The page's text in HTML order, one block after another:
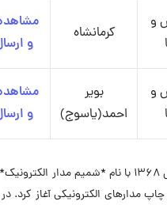
و
کرمانشاه
و
و
بویر
احمد(یاسوج)
و
این مجموعه از سال ۱۳۶۸ با نام *شمیم مدار